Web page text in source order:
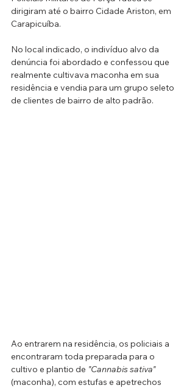
dirigiram até o bairro Cidade Ariston, em
Carapicuíba.
No local indicado, o indivíduo alvo da
denúncia foi abordado e confessou que
realmente cultivava maconha em sua
residência e vendia para um grupo seleto
de clientes de bairro de alto padrão.
Ao entrarem na residência, os policiais a
encontraram toda preparada para o
cultivo e plantio de "Cannabis sativa"
(maconha), com estufas e apetrechos